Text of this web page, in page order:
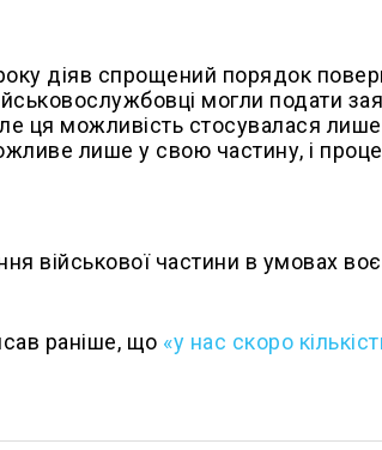
діяв спрощений порядок
могли подати
ця можливість стосувалася
лише у свою частину, і
військової частини в умовах
раніше, що «у нас скоро